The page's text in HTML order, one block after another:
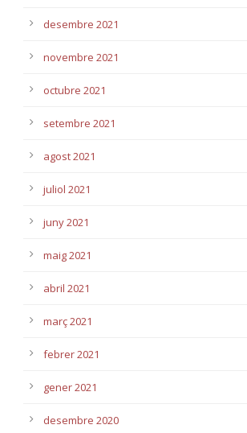
desembre 2021
novembre 2021
octubre 2021
setembre 2021
agost 2021
juliol 2021
juny 2021
maig 2021
abril 2021
març 2021
febrer 2021
gener 2021
desembre 2020